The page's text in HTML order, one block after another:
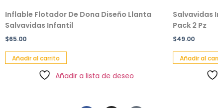
Inflable Flotador De Dona Diseño Llanta
Salvavidas Infantil
$65.00
Añadir al carrito
Añadir a lista de deseo
Salvavidas
Pack 2 Pz
$49.00
Añadir al